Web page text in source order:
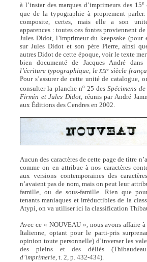
à l’instar des marques d’imprimeurs des 15e
que de la typographie à proprement
composite, certes, mais elle a son
apparences : toutes ces fontes proviennent
Jules Didot, l’imprimeur du keepsake (pour
sur Jules Didot et son père Pierre, ainsi
autres Didot de cette époque, voir le texte
bien documenté de Jacques André dans
l’écriture typographique, le XIXe siècle
Pour s’assurer de cette unité de catalogue,
consulter la planche no25 desSpécimens
Firmin et Jules Didot, réunis par André
aux Éditions des Cendres en 2002.
Aucun des caractères de cette page de titre
comme on en attribue à nos caractères
aux versions contemporaines des
n’avaient pas de nom, mais on peut leur
famille, ou de sous-famille. Rien que
tenants maniaques et irréductibles de la
Atypi, on va utiliser ici la classification
Avec ce « NOUVEAU », nous avons affaire
Italienne, optant pour le parti-pris
opinion toute personnelle) d’inverser les
des pleins et des déliés
d’imprimerie, t. 2, p. 432-434).